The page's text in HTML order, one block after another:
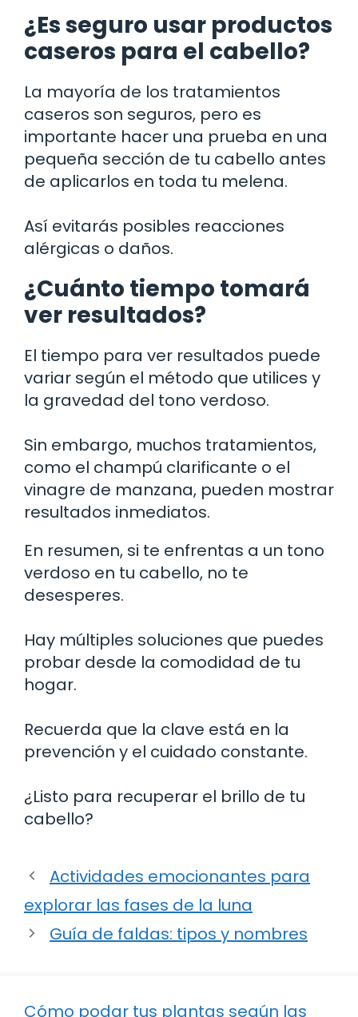
¿Es seguro usar productos
caseros para el cabello?
La mayoría de los tratamientos
caseros son seguros, pero es
importante hacer una prueba en una
pequeña sección de tu cabello antes
de aplicarlos en toda tu melena.
Así evitarás posibles reacciones
alérgicas o daños.
¿Cuánto tiempo tomará
ver resultados?
El tiempo para ver resultados puede
variar según el método que utilices y
la gravedad del tono verdoso.
Sin embargo, muchos tratamientos,
como el champú clarificante o el
vinagre de manzana, pueden mostrar
resultados inmediatos.
En resumen, si te enfrentas a un tono
verdoso en tu cabello, no te
desesperes.
Hay múltiples soluciones que puedes
probar desde la comodidad de tu
hogar.
Recuerda que la clave está en la
prevención y el cuidado constante.
¿Listo para recuperar el brillo de tu
cabello?
Actividades emocionantes para
explorar las fases de la luna
Guía de faldas: tipos y nombres
Cómo podar tus plantas según las